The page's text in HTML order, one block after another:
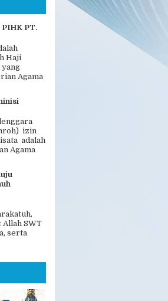
PT.
Haji
Agama
izin
adalah
Agama
SWT
serta